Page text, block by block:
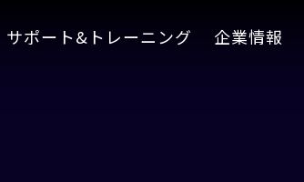
サポート&トレーニング 企業情報